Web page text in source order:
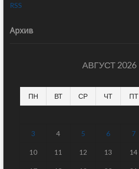
RSS
Архив
АВГУСТ 2026
ПН ВТ СР ЧТ ПТ
3 4 5 6 7
10 11 12 13 14